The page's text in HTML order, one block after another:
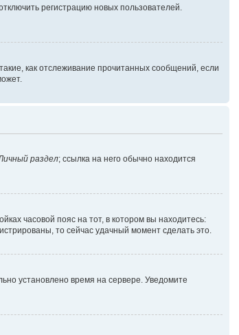
регистрацию новых пользователей.
как отслеживание прочитанных сообщений, если
раздел; ссылка на него обычно находится
часовой пояс на тот, в котором вы находитесь:
то сейчас удачный момент сделать это.
установлено время на сервере. Уведомите